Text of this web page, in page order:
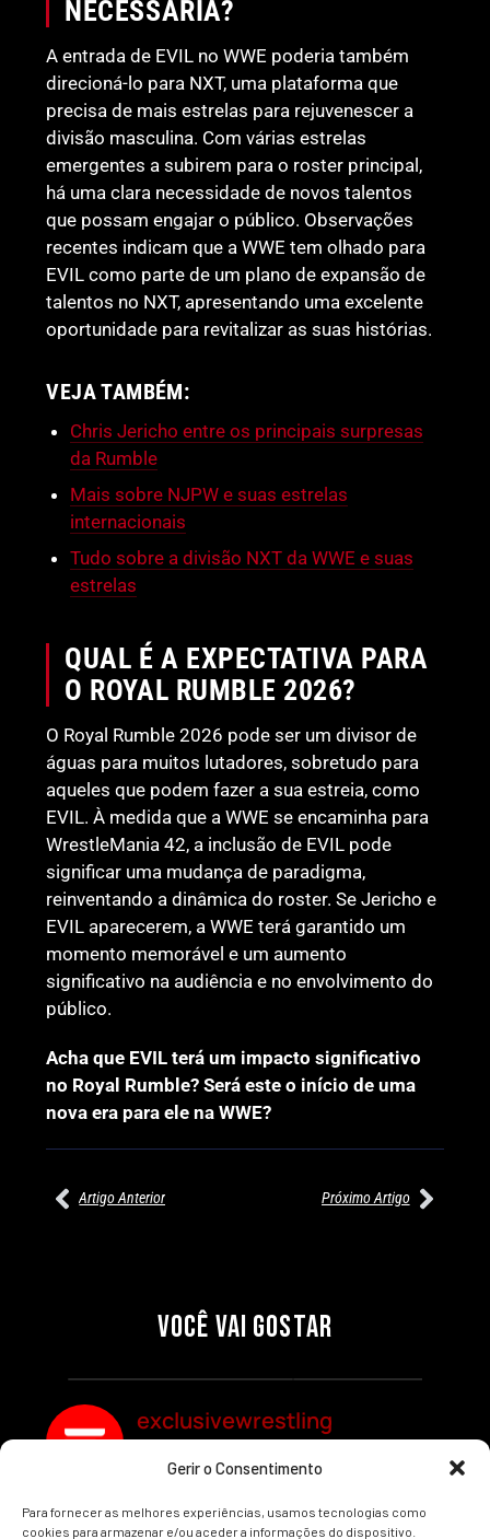
Gerir o Consentimento
Para fornecer as melhores experiências, usamos tecnologias como
cookies para armazenar e/ou aceder a informações do dispositivo.
NECESSÁRIA?
A entrada de EVIL no WWE poderia também
direcioná-lo para NXT, uma plataforma que
precisa de mais estrelas para rejuvenescer a
divisão masculina. Com várias estrelas
emergentes a subirem para o roster principal,
há uma clara necessidade de novos talentos
que possam engajar o público. Observações
recentes indicam que a WWE tem olhado para
EVIL como parte de um plano de expansão de
talentos no NXT, apresentando uma excelente
oportunidade para revitalizar as suas histórias.
VEJA TAMBÉM:
Chris Jericho entre os principais surpresas
da Rumble
Mais sobre NJPW e suas estrelas
internacionais
Tudo sobre a divisão NXT da WWE e suas
estrelas
QUAL É A EXPECTATIVA PARA
O ROYAL RUMBLE 2026?
O Royal Rumble 2026 pode ser um divisor de
águas para muitos lutadores, sobretudo para
aqueles que podem fazer a sua estreia, como
EVIL. À medida que a WWE se encaminha para
WrestleMania 42, a inclusão de EVIL pode
significar uma mudança de paradigma,
reinventando a dinâmica do roster. Se Jericho e
EVIL aparecerem, a WWE terá garantido um
momento memorável e um aumento
significativo na audiência e no envolvimento do
público.
Acha que EVIL terá um impacto significativo
no Royal Rumble? Será este o início de uma
nova era para ele na WWE?
Artigo Anterior Próximo Artigo
VOCÊ VAI GOSTAR
SEGMENTOS A NÃO PERDER
Por exclusivewrestling
MUNDIAL FEMININO NA AEW
REDEMPTION
Por exclusivewrestling
exclusivewrestling
Ver mais Artigos